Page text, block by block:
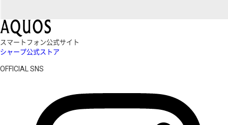
スマートフォン公式サイト
シャープ公式ストア
OFFICIAL SNS